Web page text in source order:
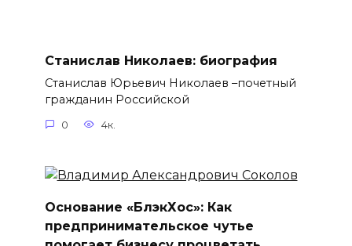
Станислав Николаев: биография
Станислав Юрьевич Николаев –почетный
гражданин Российской
0 4к.
Основание «БлэкХос»: Как
предпринимательское чутье